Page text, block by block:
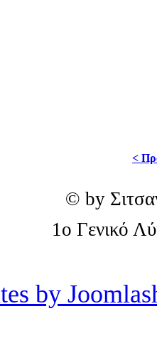
<
© by
1o Γενικό
by